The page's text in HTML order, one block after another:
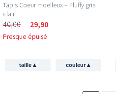
Tapis Coeur moelleux – Fluffy gris
clair
40,00 29,90
Presque épuisé
taille▴ couleur▴